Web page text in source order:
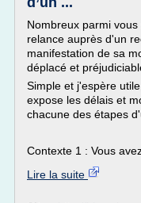
Nombreux parmi
relance auprès d'un
manifestation de sa
déplacé et
Simple et j'espère
expose les délais et
chacune des étapes
Contexte 1 : Vous
Lire la suite